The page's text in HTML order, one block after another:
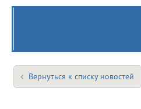
Вернуться к списку новостей